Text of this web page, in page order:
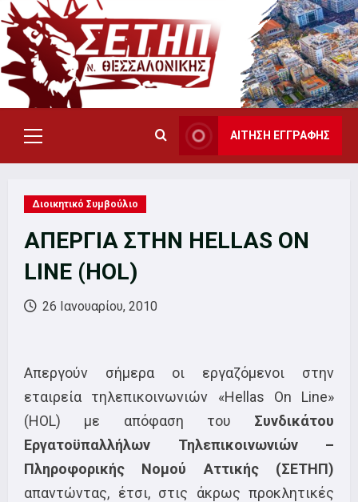
Skip
to
content
Primary
Menu
ΑΙΤΗΣΗ ΕΓΓΡΑΦΗΣ
Διοικητικό Συμβούλιο
ΑΠΕΡΓΙΑ ΣΤΗΝ HELLAS ON
LINE (HOL)
26 Ιανουαρίου, 2010
Απεργούν σήμερα οι εργαζόμενοι στην
εταιρεία τηλεπικοινωνιών «Hellas On Line»
(HOL) με απόφαση του Συνδικάτου
Εργατοϋπαλλήλων Τηλεπικοινωνιών –
Πληροφορικής Νομού Αττικής (ΣΕΤΗΠ)
απαντώντας, έτσι, στις άκρως προκλητικές